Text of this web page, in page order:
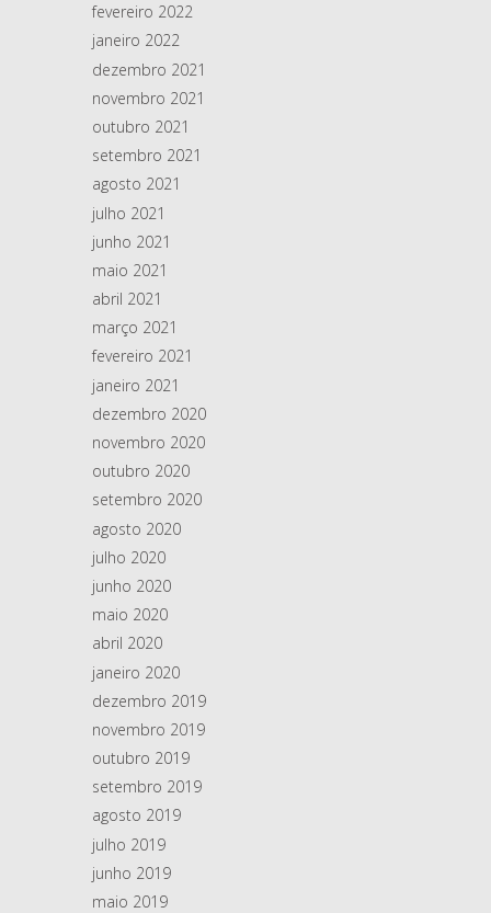
fevereiro 2022
janeiro 2022
dezembro 2021
novembro 2021
outubro 2021
setembro 2021
agosto 2021
julho 2021
junho 2021
maio 2021
abril 2021
março 2021
fevereiro 2021
janeiro 2021
dezembro 2020
novembro 2020
outubro 2020
setembro 2020
agosto 2020
julho 2020
junho 2020
maio 2020
abril 2020
janeiro 2020
dezembro 2019
novembro 2019
outubro 2019
setembro 2019
agosto 2019
julho 2019
junho 2019
maio 2019